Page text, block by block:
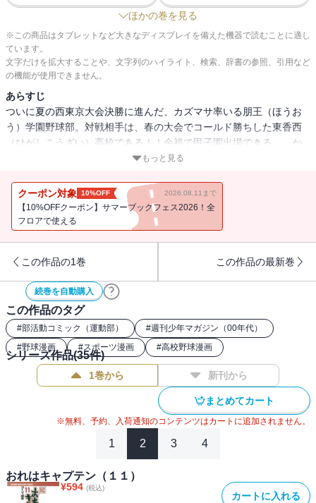
ほかの巻を見る
※この商品はタブレットなど大きなディスプレイを備えた機器で読むことに適し
ています。
文字だけを拡大することや、文字列のハイライト、検索、辞書の参照、引用など
の機能が使用できません。
あらすじ
ついに夏の西東京大会決勝に進んだ、カズマサ率いる朋王（ほうお
う）学園野球部。対戦相手は、春の大会でコールド勝ちした東香西
（ひがしこうざい）高校である！！余裕で甲子園出場できる……か
と思いきや、ピッチャー・蝦名（えびな）を有名に“したくない”おや
てき）！この采配（さいはい）、はたして吉か、凶なのか……！？
もっと見る
クーポン対象 10%OFF 2026.08.11まで
【10%OFFクーポン】サマーブックフェス2026！全
フロアで使える
この作品の1巻 この作品の最新巻
続巻を自動購入
この作品のタグ
#部活動コミック（運動部） #週刊少年マガジン（00年代）
#野球漫画 #スポーツ漫画 #高校野球漫画
シリーズ作品(35件)
1巻から 新刊から
まとめてカート
※無料、予約、入荷通知のコンテンツはカートに追加されません。
1 2 3 4
おれはキャプテン（１１）
¥594 (税込)
カートに入れる